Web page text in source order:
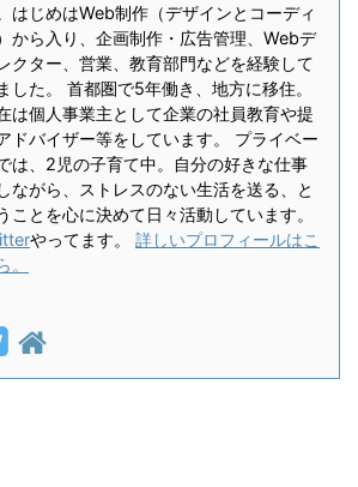
はじめはWeb制作（デザインとコーディ
から入り、企画制作・広告管理、Webデ
クター、営業、教育部門などを経験して
した。 首都圏で5年働き、地方に移住。
は個人事業主として企業の社員教育や提
ドバイザー等をしています。 プライベー
は、2児の子育て中。自分の好きな仕事
ながら、ストレスのない生活を送る、と
ことを心に決めて日々活動しています。
やってます。 詳しいプロフィールはこ
。